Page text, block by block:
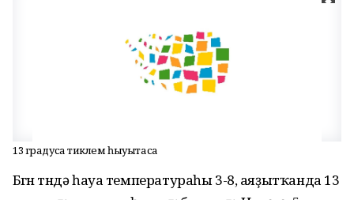
13 градусҡа тиклем һыуытасаҡ
Бөгөн төндә һауа температураһы 3-8, аяҙытҡанда 13